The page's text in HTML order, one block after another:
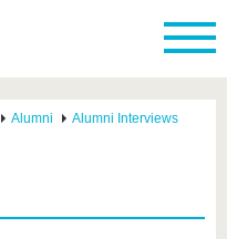
Alumni Alumni Interviews